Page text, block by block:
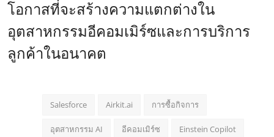
โอกาสที่จะสร้างความแตกต่างใน
อุตสาหกรรมอีคอมเมิร์ซและการบริการ
ลูกค้าในอนาคต
Salesforce Airkit.ai การซื้อกิจการ
อุตสาหกรรม AI อีคอมเมิร์ซ Einstein Copilot